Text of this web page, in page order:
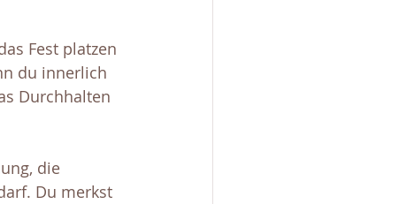
Fest platzen
du innerlich
Durchhalten
die
Du merkst